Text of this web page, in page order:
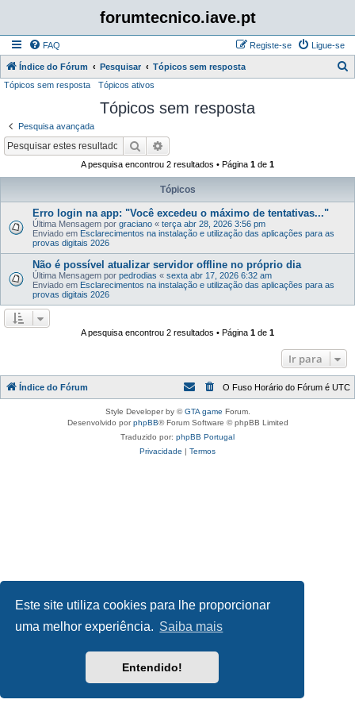
Este site utiliza cookies para lhe proporcionar
uma melhor experiência. Saiba mais
Entendido!
forumtecnico.iave.pt
FAQ Ligue-se
Registe-se
Índice do Fórum Pesquisar Tópicos sem resposta
s
Tópicos sem resposta Tópicos ativos
Tópicos sem resposta
Pesquisa avançada
Pesquisar
A pesquisa encontrou 2 resultados • Página 1 de 1
Tópicos
Erro login na app: "Você excedeu o máximo de tentativas..."
Última Mensagem por graciano « terça abr 28, 2026 3:56 pm
Enviado em Esclarecimentos na instalação e utilização das aplicações para as
provas digitais 2026
Não é possível atualizar servidor offline no próprio dia
Última Mensagem por pedrodias « sexta abr 17, 2026 6:32 am
Enviado em Esclarecimentos na instalação e utilização das aplicações para as
provas digitais 2026
A pesquisa encontrou 2 resultados • Página 1 de 1
Ir para
Índice do Fórum O Fuso Horário do Fórum é UTC
Style Developer by ©GTA game Forum.
Desenvolvido porphpBB® Forum Software © phpBB Limited
Traduzido por: phpBB Portugal
Privacidade | Termos